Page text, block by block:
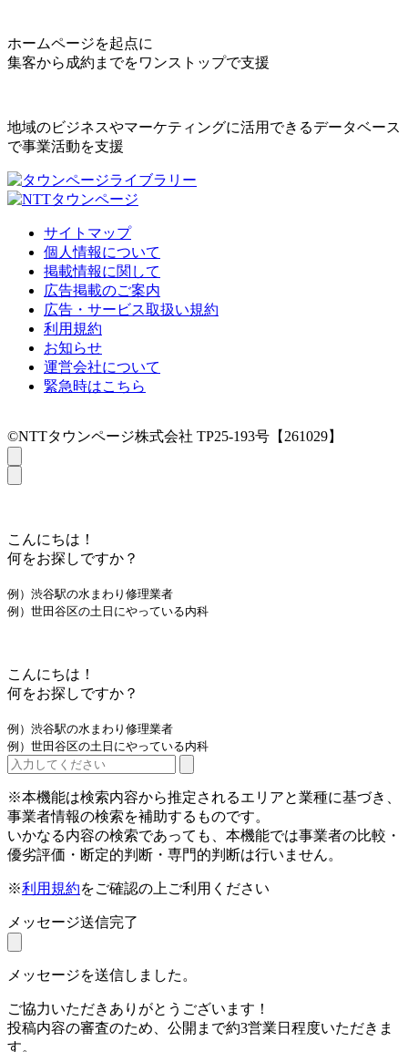
ホームページを起点に
集客から成約までをワンストップで支援
地域のビジネスやマーケティングに活用できるデータベース
で事業活動を支援
サイトマップ
個人情報について
掲載情報に関して
広告掲載のご案内
広告・サービス取扱い規約
利用規約
お知らせ
運営会社について
緊急時はこちら
©NTTタウンページ株式会社 TP25-193号【261029】
こんにちは！
何をお探しですか？
例）渋谷駅の水まわり修理業者
例）世田谷区の土日にやっている内科
こんにちは！
何をお探しですか？
例）渋谷駅の水まわり修理業者
例）世田谷区の土日にやっている内科
※本機能は検索内容から推定されるエリアと業種に基づき、
事業者情報の検索を補助するものです。
いかなる内容の検索であっても、本機能では事業者の比較・
優劣評価・断定的判断・専門的判断は行いません。
※利用規約をご確認の上ご利用ください
メッセージ送信完了
メッセージを送信しました。
ご協力いただきありがとうございます！
投稿内容の審査のため、公開まで約3営業日程度いただきま
す。